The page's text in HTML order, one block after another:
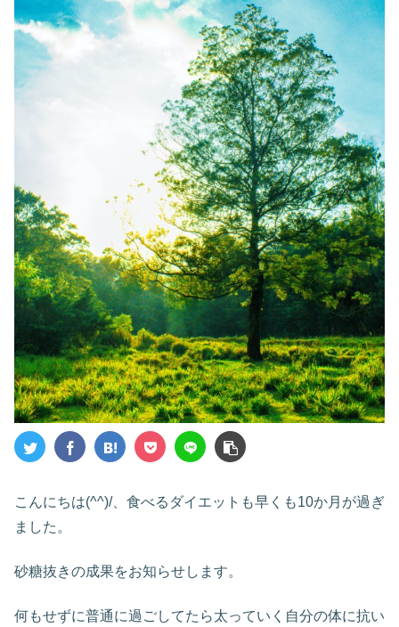
こんにちは(^^)/、食べるダイエットも早くも10か月が過ぎ
ました。
砂糖抜きの成果をお知らせします。
何もせずに普通に過ごしてたら太っていく自分の体に抗い